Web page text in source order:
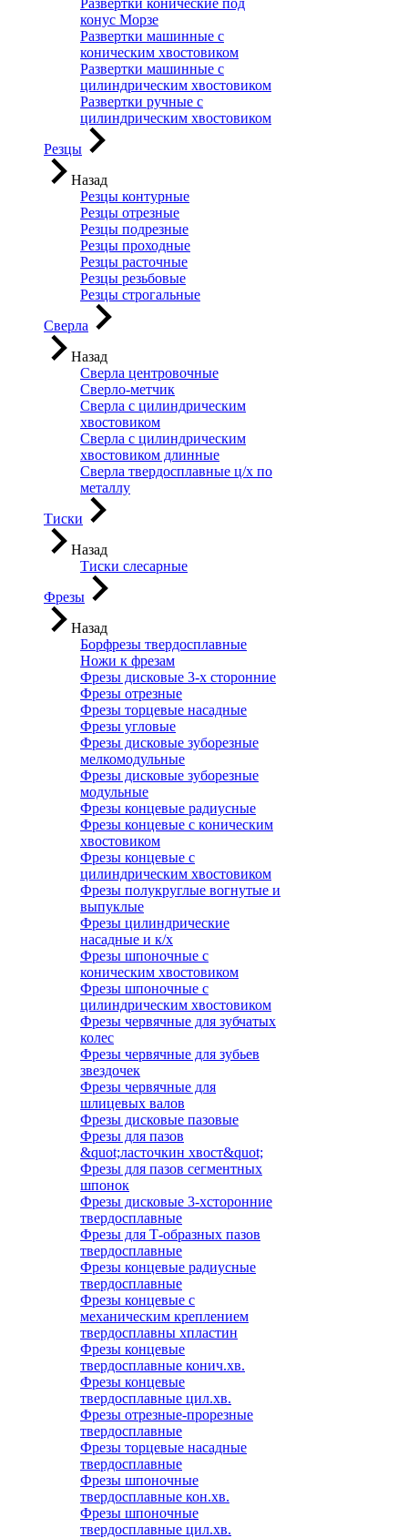
Развертки конические под
конус Морзе
Развертки машинные с
коническим хвостовиком
Развертки машинные с
цилиндрическим хвостовиком
Развертки ручные с
цилиндрическим хвостовиком
Резцы
Назад
Резцы контурные
Резцы отрезные
Резцы подрезные
Резцы проходные
Резцы расточные
Резцы резьбовые
Резцы строгальные
Сверла
Назад
Сверла центровочные
Сверло-метчик
Сверла с цилиндрическим
хвостовиком
Сверла с цилиндрическим
хвостовиком длинные
Сверла твердосплавные ц/х по
металлу
Тиски
Назад
Тиски слесарные
Фрезы
Назад
Борфрезы твердосплавные
Ножи к фрезам
Фрезы дисковые 3-х сторонние
Фрезы отрезные
Фрезы торцевые насадные
Фрезы угловые
Фрезы дисковые зуборезные
мелкомодульные
Фрезы дисковые зуборезные
модульные
Фрезы концевые радиусные
Фрезы концевые с коническим
хвостовиком
Фрезы концевые с
цилиндрическим хвостовиком
Фрезы полукруглые вогнутые и
выпуклые
Фрезы цилиндрические
насадные и к/х
Фрезы шпоночные с
коническим хвостовиком
Фрезы шпоночные с
цилиндрическим хвостовиком
Фрезы червячные для зубчатых
колес
Фрезы червячные для зубьев
звездочек
Фрезы червячные для
шлицевых валов
Фрезы дисковые пазовые
Фрезы для пазов
&quot;ласточкин хвост&quot;
Фрезы для пазов сегментных
шпонок
Фрезы дисковые 3-хсторонние
твердосплавные
Фрезы для Т-образных пазов
твердосплавные
Фрезы концевые радиусные
твердосплавные
Фрезы концевые с
механическим креплением
твердосплавны хпластин
Фрезы концевые
твердосплавные конич.хв.
Фрезы концевые
твердосплавные цил.хв.
Фрезы отрезные-прорезные
твердосплавные
Фрезы торцевые насадные
твердосплавные
Фрезы шпоночные
твердосплавные кон.хв.
Фрезы шпоночные
твердосплавные цил.хв.